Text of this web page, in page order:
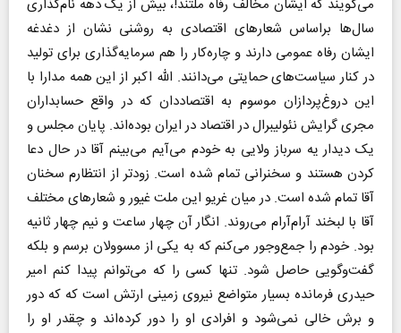
می‌گویند که ایشان مخالف رفاه ملتند!، بیش از یک دهه نام‌گذاری
سال‌ها براساس شعارهای اقتصادی به روشنی نشان از دغدغه
ایشان رفاه عمومی دارند و چاره‌کار را هم سرمایه‌گذاری برای تولید
در کنار سیاست‌های حمایتی می‌دانند. الله اکبر از این همه مدارا با
این دروغ‌پردازان موسوم به اقتصاددان که در واقع حسابداران
مجری گرایش نئولیبرال در اقتصاد در ایران بوده‌اند. پایان مجلس و
یک دیدار یه سرباز ولایی به خودم می‌آیم می‌بینم آقا در حال دعا
کردن هستند و سخنرانی تمام شده است. زودتر از انتظارم سخنان
آقا تمام شده است. در میان غریو این ملت غیور و شعارهای مختلف
آقا با لبخند آرام‌آرام می‌روند. انگار آن چهار ساعت و نیم چهار ثانیه
بود. خودم را جمع‌وجور می‌کنم که به یکی از مسوولان برسم و بلکه
گفت‌و‌گویی حاصل شود. تنها کسی را که می‌توانم پیدا کنم امیر
حیدری فرمانده بسیار متواضع نیروی زمینی ارتش است که که دور
و برش خالی نمی‌شود و افرادی او را دور کرده‌اند و چقدر او را